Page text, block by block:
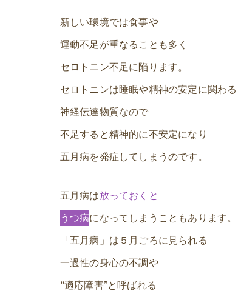
新しい環境では食事や
運動不足が重なることも多く
セロトニン不足に陥ります。
セロトニンは睡眠や精神の安定に関わる
神経伝達物質なので
不足すると精神的に不安定になり
五月病を発症してしまうのです。
五月病は放っておくと
うつ病になってしまうこともあります。
「五月病」は５月ごろに見られる
一過性の身心の不調や
“適応障害”と呼ばれる